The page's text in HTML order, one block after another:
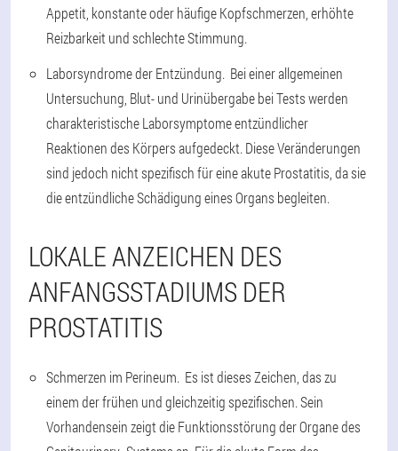
Appetit, konstante oder häufige Kopfschmerzen, erhöhte
Reizbarkeit und schlechte Stimmung.
Laborsyndrome der Entzündung. Bei einer allgemeinen
Untersuchung, Blut- und Urinübergabe bei Tests werden
charakteristische Laborsymptome entzündlicher
Reaktionen des Körpers aufgedeckt. Diese Veränderungen
sind jedoch nicht spezifisch für eine akute Prostatitis, da sie
die entzündliche Schädigung eines Organs begleiten.
LOKALE ANZEICHEN DES
ANFANGSSTADIUMS DER
PROSTATITIS
Schmerzen im Perineum. Es ist dieses Zeichen, das zu
einem der frühen und gleichzeitig spezifischen. Sein
Vorhandensein zeigt die Funktionsstörung der Organe des